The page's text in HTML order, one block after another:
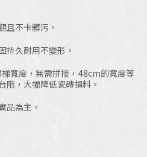
且不卡髒污。
持久耐用不變形。
寬度，無需拼接，48cm的寬度等
階，大幅降低瓷磚損料。
品為主。